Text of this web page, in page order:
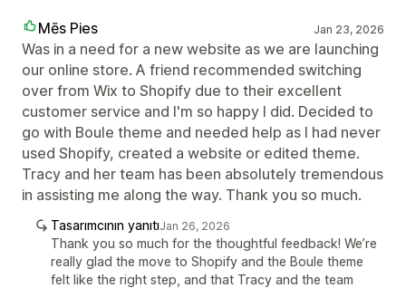
Mēs Pies Jan 23, 2026
Was in a need for a new website as we are launching
our online store. A friend recommended switching
over from Wix to Shopify due to their excellent
customer service and I'm so happy I did. Decided to
go with Boule theme and needed help as I had never
used Shopify, created a website or edited theme.
Tracy and her team has been absolutely tremendous
in assisting me along the way. Thank you so much.
Tasarımcının yanıtıJan 26, 2026
Thank you so much for the thoughtful feedback! We’re
really glad the move to Shopify and the Boule theme
felt like the right step, and that Tracy and the team